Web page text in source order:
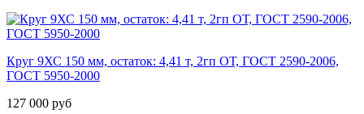
Круг 9ХС 150 мм, остаток: 4,41 т, 2гп ОТ, ГОСТ 2590-2006,
ГОСТ 5950-2000
127 000 руб